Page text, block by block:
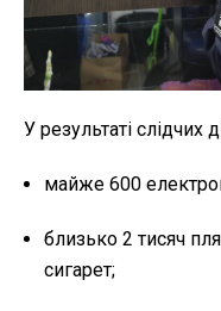
У результаті слідчих
майже 600
близько 2 тисяч
сигарет;